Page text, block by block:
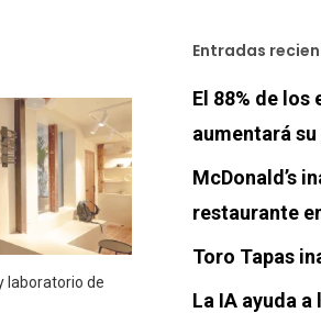
laboratorio de
Entradas
El 88% de los
aumentará
McDonald’s
restaurante
Toro Tapas
La IA ayuda